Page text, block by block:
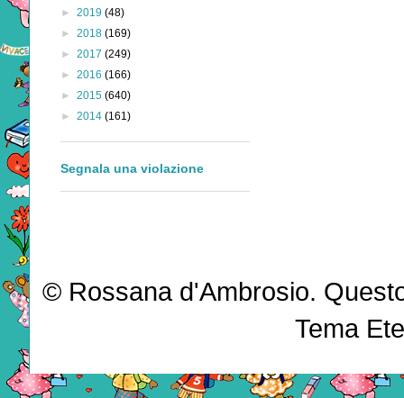
► 2019 (48)
► 2018 (169)
► 2017 (249)
► 2016 (166)
► 2015 (640)
► 2014 (161)
Segnala una violazione
© Rossana d'Ambrosio.
Tema